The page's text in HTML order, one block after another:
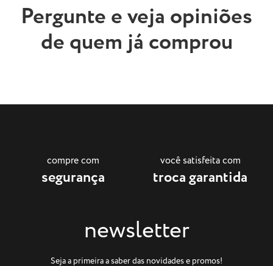
Pergunte e veja opiniões
de quem já comprou
compre com
segurança
você satisfeita com
troca garantida
newsletter
Seja a primeira a saber das novidades e promos!